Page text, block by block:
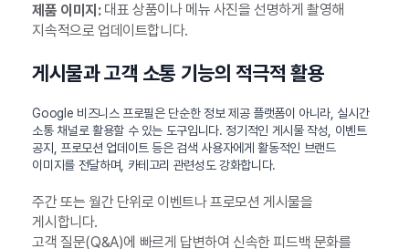
제품 이미지:대표 상품이나 메뉴 사진을 선명하게 촬영해
지속적으로 업데이트합니다.
게시물과 고객 소통 기능의 적극적 활용
Google 비즈니스 프로필은 단순한 정보 제공 플랫폼이 아니라, 실시간
소통 채널로 활용할 수 있는 도구입니다. 정기적인 게시물 작성, 이벤트
공지, 프로모션 업데이트 등은 검색 사용자에게 활동적인 브랜드
이미지를 전달하며, 카테고리 관련성도 강화합니다.
주간 또는 월간 단위로 이벤트나 프로모션 게시물을
게시합니다.
고객 질문(Q&A)에 빠르게 답변하여 신속한 피드백 문화를